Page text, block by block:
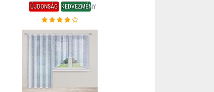
ÚJDONSÁG KEDVEZMÉNY